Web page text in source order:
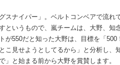
スナイパー」。ベルトコンベアで流れ
というもので、嵐チームは、大野、知念
が550だと知った大野は、目標を「
こ見せようとしてるから」と分析し、
」と始まる前から大野を賞賛します。